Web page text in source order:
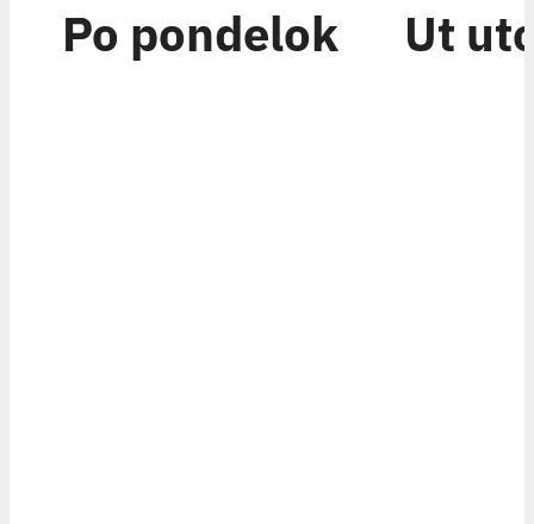
Po pondelok Ut